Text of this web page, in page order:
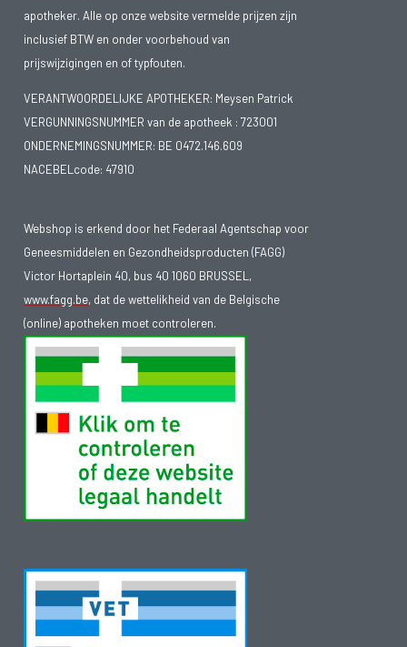
apotheker. Alle op onze website vermelde prijzen zijn
inclusief BTW en onder voorbehoud van
prijswijzigingen en of typfouten.
VERANTWOORDELIJKE APOTHEKER: Meysen Patrick
VERGUNNINGSNUMMER van de apotheek : 723001
ONDERNEMINGSNUMMER: BE 0472.146.609
NACEBELcode: 47910
Webshop is erkend door het Federaal Agentschap voor
Geneesmiddelen en Gezondheidsproducten (FAGG)
Victor Hortaplein 40, bus 40 1060 BRUSSEL,
www.fagg.be, dat de wettelikheid van de Belgische
(online) apotheken moet controleren.